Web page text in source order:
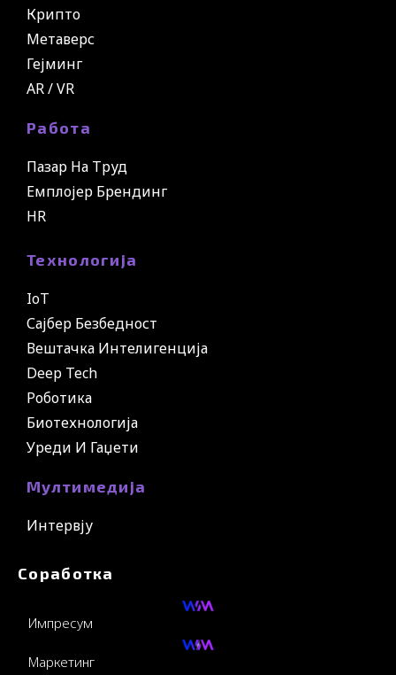
Крипто
Метаверс
Гејминг
AR / VR
Работа
Пазар На Труд
Емплојер Брендинг
HR
Технологија
IoT
Сајбер Безбедност
Вештачка Интелигенција
Deep Tech
Роботика
Биотехнологија
Уреди И Гаџети
Мултимедија
Интервју
Соработка
Импресум
Маркетинг